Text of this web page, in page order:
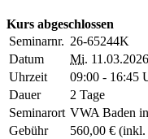
Kurs abgeschlossen
Seminarnr. 26-65244K
Datum
Mi.
Uhrzeit
09:00 - 16:45
Dauer
2 Tage
Seminarort VWA Baden
Gebühr
560,00 € (inkl.